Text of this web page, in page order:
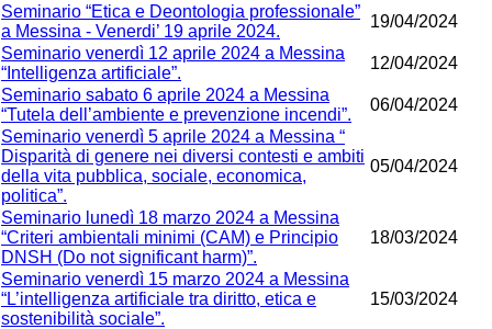
Seminario “Etica e Deontologia professionale”
a Messina - Venerdi’ 19 aprile 2024.
19/04/2024
Seminario venerdì 12 aprile 2024 a Messina
“Intelligenza artificiale”.
12/04/2024
Seminario sabato 6 aprile 2024 a Messina
“Tutela dell’ambiente e prevenzione incendi”.
06/04/2024
Seminario venerdì 5 aprile 2024 a Messina “
Disparità di genere nei diversi contesti e ambiti
della vita pubblica, sociale, economica,
politica”.
05/04/2024
Seminario lunedì 18 marzo 2024 a Messina
“Criteri ambientali minimi (CAM) e Principio
DNSH (Do not significant harm)”.
18/03/2024
Seminario venerdì 15 marzo 2024 a Messina
“L’intelligenza artificiale tra diritto, etica e
sostenibilità sociale”.
15/03/2024